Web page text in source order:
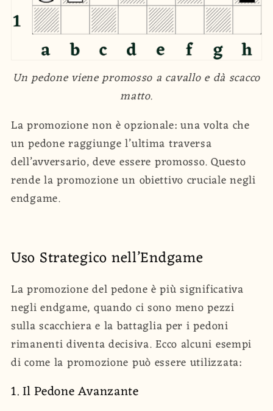
Un pedone viene promosso a cavallo e dà scacco
matto.
La promozione non è opzionale: una volta che
un pedone raggiunge l’ultima traversa
dell’avversario, deve essere promosso. Questo
rende la promozione un obiettivo cruciale negli
endgame.
Uso Strategico nell’Endgame
La promozione del pedone è più significativa
negli endgame, quando ci sono meno pezzi
sulla scacchiera e la battaglia per i pedoni
rimanenti diventa decisiva. Ecco alcuni esempi
di come la promozione può essere utilizzata:
1. Il Pedone Avanzante